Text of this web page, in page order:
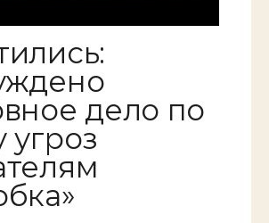
дело по
угроз